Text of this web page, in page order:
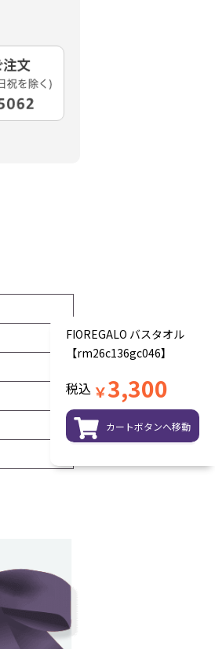
FIOREGALO バスタオル
【rm26c136gc046】
税込 ￥3,300
カートボタンへ移動